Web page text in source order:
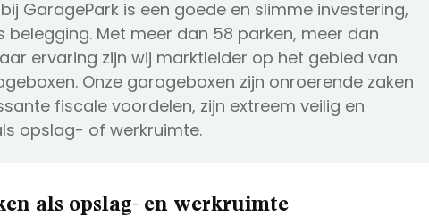
GaragePark is een goede en slimme investering,
belegging. Met meer dan 58 parken, meer dan
ervaring zijn wij marktleider op het gebied van
Onze garageboxen zijn onroerende zaken
fiscale voordelen, zijn extreem veilig en
opslag- of werkruimte.
als opslag- en werkruimte